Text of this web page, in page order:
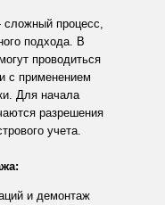
процесс,
подхода. В
проводиться
с применением
Для начала
разрешения
учета.
и демонтаж